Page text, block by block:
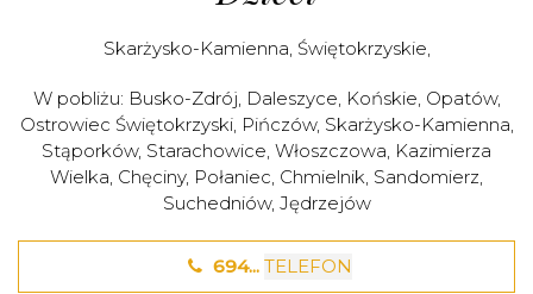
Skarżysko-Kamienna, Świętokrzyskie,
W pobliżu: Busko-Zdrój, Daleszyce, Końskie, Opatów,
Ostrowiec Świętokrzyski, Pińczów, Skarżysko-Kamienna,
Stąporków, Starachowice, Włoszczowa, Kazimierza
Wielka, Chęciny, Połaniec, Chmielnik, Sandomierz,
Suchedniów, Jędrzejów
694... TELEFON